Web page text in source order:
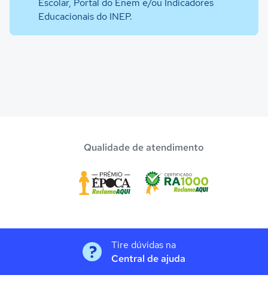
Escolar, Portal do Enem e/ou Indicadores
Educacionais do INEP.
Qualidade de atendimento
Tire dúvidas na
Central de ajuda